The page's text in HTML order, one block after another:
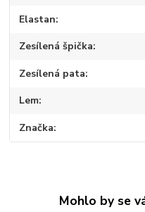
Elastan
Zesílená špička
Zesílená pata
Lem
Značka
Mohlo by se